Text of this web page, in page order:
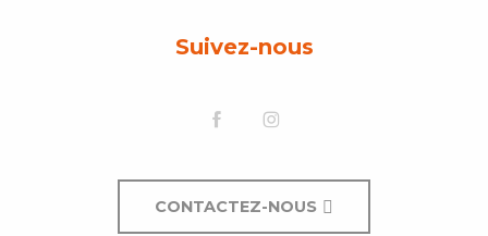
Suivez-nous
CONTACTEZ-NOUS